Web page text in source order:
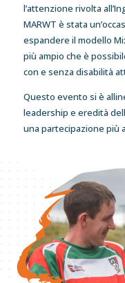
l’attenzione rivolta
MARWT è stata
espandere il modello
più ampio che è
con e senza disabilità
Questo evento si è
leadership e eredità
una partecipazione più